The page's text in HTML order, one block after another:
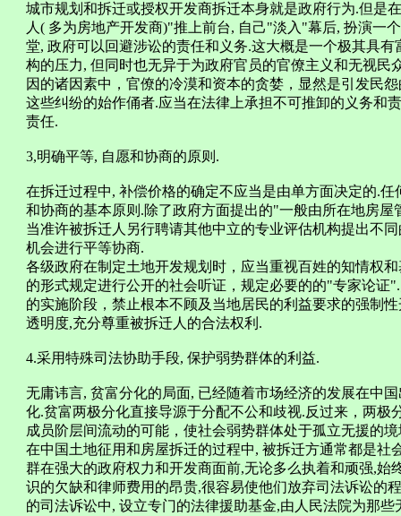
城市规划和拆迁或授权开发商拆迁本身就是政府行为.但是
人( 多为房地产开发商)"推上前台, 自己"淡入"幕后, 扮演一
堂, 政府可以回避涉讼的责任和义务.这大概是一个极其具
构的压力, 但同时也无异于为政府官员的官僚主义和无视民
因的诸因素中，官僚的冷漠和资本的贪婪，显然是引发民
这些纠纷的始作俑者.应当在法律上承担不可推卸的义务和
责任.
3,明确平等, 自愿和协商的原则.
在拆迁过程中, 补偿价格的确定不应当是由单方面决定的.
和协商的基本原则.除了政府方面提出的"一般由所在地房
当准许被拆迁人另行聘请其他中立的专业评估机构提出不
机会进行平等协商.
各级政府在制定土地开发规划时，应当重视百姓的知情权
的形式规定进行公开的社会听证，规定必要的的"专家论证
的实施阶段，禁止根本不顾及当地居民的利益要求的强制
透明度,充分尊重被拆迁人的合法权利.
4.采用特殊司法协助手段, 保护弱势群体的利益.
无庸讳言, 贫富分化的局面, 已经随着市场经济的发展在中
化.贫富两极分化直接导源于分配不公和歧视.反过来，两极
成员阶层间流动的可能，使社会弱势群体处于孤立无援的境
在中国土地征用和房屋拆迁的过程中, 被拆迁方通常都是社
群在强大的政府权力和开发商面前,无论多么执着和顽强,始
识的欠缺和律师费用的昂贵,很容易使他们放弃司法诉讼的
的司法诉讼中, 设立专门的法律援助基金,由人民法院为那